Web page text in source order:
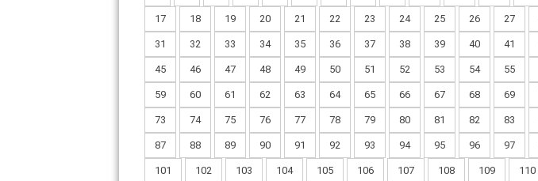
17 18 19 20 21 22 23 24 25 26 27
31 32 33 34 35 36 37 38 39 40 41
45 46 47 48 49 50 51 52 53 54 55
59 60 61 62 63 64 65 66 67 68 69
73 74 75 76 77 78 79 80 81 82 83
87 88 89 90 91 92 93 94 95 96 97
101 102 103 104 105 106 107 108 109 110